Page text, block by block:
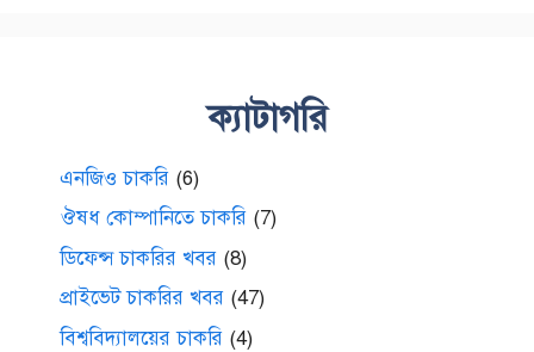
ক্যাটাগরি
এনজিও চাকরি (6)
ঔষধ কোম্পানিতে চাকরি (7)
ডিফেন্স চাকরির খবর (8)
প্রাইভেট চাকরির খবর (47)
বিশ্ববিদ্যালয়ের চাকরি (4)